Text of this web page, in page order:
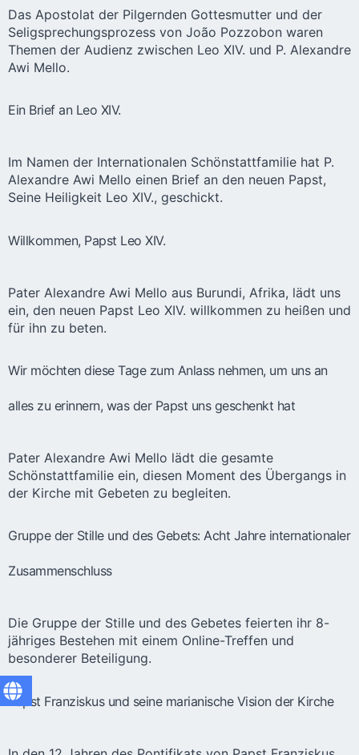
Das Apostolat der Pilgernden Gottesmutter und der
Seligsprechungsprozess von João Pozzobon waren
Themen der Audienz zwischen Leo XIV. und P. Alexandre
Awi Mello.
Ein Brief an Leo XIV.
Im Namen der Internationalen Schönstattfamilie hat P.
Alexandre Awi Mello einen Brief an den neuen Papst,
Seine Heiligkeit Leo XIV., geschickt.
Willkommen, Papst Leo XIV.
Pater Alexandre Awi Mello aus Burundi, Afrika, lädt uns
ein, den neuen Papst Leo XIV. willkommen zu heißen und
für ihn zu beten.
Wir möchten diese Tage zum Anlass nehmen, um uns an
alles zu erinnern, was der Papst uns geschenkt hat
Pater Alexandre Awi Mello lädt die gesamte
Schönstattfamilie ein, diesen Moment des Übergangs in
der Kirche mit Gebeten zu begleiten.
Gruppe der Stille und des Gebets: Acht Jahre internationaler
Zusammenschluss
Die Gruppe der Stille und des Gebetes feierten ihr 8-
jähriges Bestehen mit einem Online-Treffen und
besonderer Beteiligung.
Papst Franziskus und seine marianische Vision der Kirche